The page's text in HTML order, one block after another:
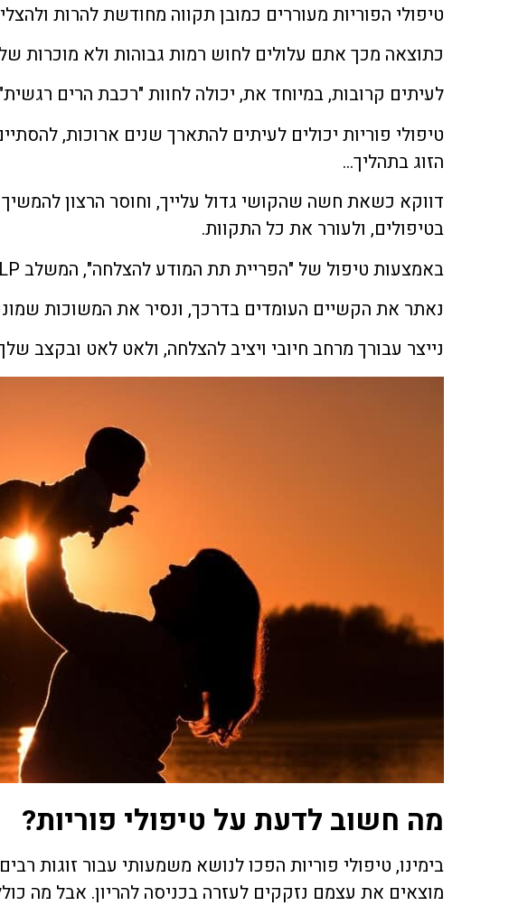
טיפולי הפוריות מעוררים כמובן תקווה מחודשת להרות
כתוצאה מכך אתם עלולים לחוש רמות גבוהות ולא מוכרות
לעיתים קרובות, במיוחד את, יכולה לחוות "רכבת הרים
​טיפולי פוריות יכולים לעיתים להתארך שנים ארוכות,
הזוג בתהליך…
דווקא כשאת חשה שהקושי גדול עלייך, וחוסר הרצון
בטיפולים, ולעורר את כל התקוות.
​באמצעות טיפול של "הפריית תת המודע להצלחה", המשלב NLP ודמיון מודרך נוכל לעבוד על חסמים שהתקבעו בתת המודע שלך,
נאתר את הקשיים העומדים בדרכך, ונסיר את המשוכות
נייצר עבורך מרחב חיובי ויציב להצלחה, ולאט לאט ובקצב
מה חשוב לדעת על טיפולי פוריות?
בימינו, טיפולי פוריות הפכו לנושא משמעותי עבור זוגות
מוצאים את עצמם נזקקים לעזרה בכניסה להריון. אבל מה